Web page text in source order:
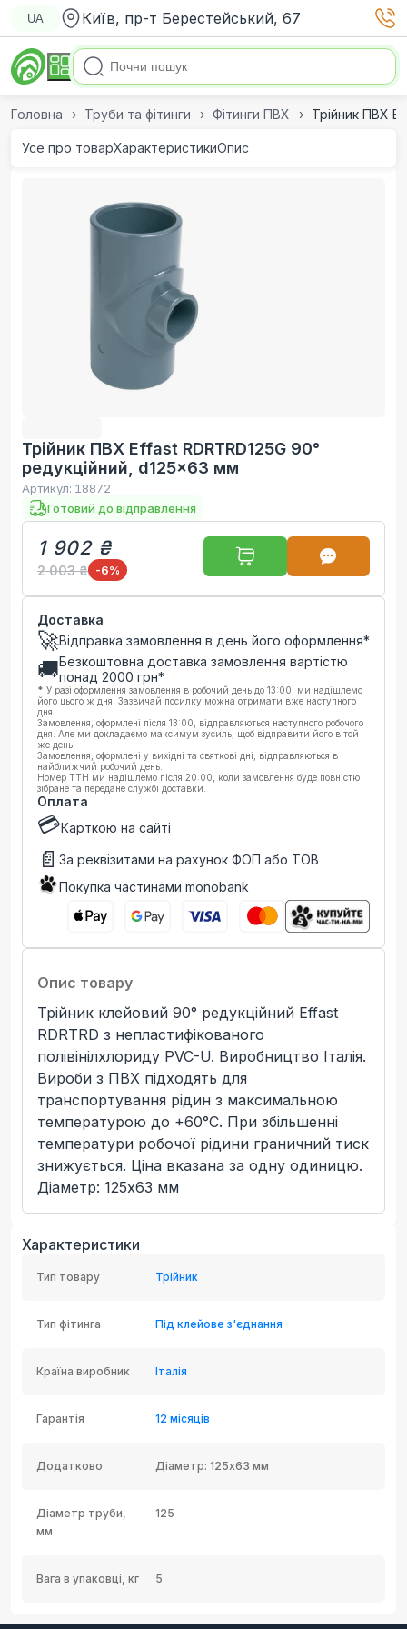
UA Київ, пр-т Берестейський, 67
Головна Труби та фітинги Фітинги ПВХ Трійник ПВХ
Усе про товарХарактеристикиОпис
Трійник ПВХ Effast RDRTRD125G 90°
редукційний, d125x63 мм
Артикул: 18872
Готовий до відправлення
1 902 ₴
2 003 ₴ -6%
Доставка
🚀Відправка замовлення в день його оформлення*
🚚Безкоштовна доставка замовлення вартістю
понад 2000 грн*
* У разі оформлення замовлення в робочий день до 13:00, ми надішлемо
його цього ж дня. Зазвичай посилку можна отримати вже наступного
дня.
Замовлення, оформлені після 13:00, відправляються наступного робочого
дня. Але ми докладаємо максимум зусиль, щоб відправити його в той
же день.
Замовлення, оформлені у вихідні та святкові дні, відправляються в
найближчий робочий день.
Номер ТТН ми надішлемо після 20:00, коли замовлення буде повністю
зібране та передане службі доставки.
Оплата
💳Карткою на сайті
📄 За реквізитами на рахунок ФОП або ТОВ
Покупка частинами monobank
Опис товару
Трійник клейовий 90° редукційний Effast
RDRTRD з непластифікованого
полівінілхлориду PVC-U. Виробництво Італія.
Вироби з ПВХ підходять для
транспортування рідин з максимальною
температурою до +60°C. При збільшенні
температури робочої рідини граничний тиск
знижується. Ціна вказана за одну одиницю.
Діаметр: 125x63 мм
Характеристики
Тип товару Трійник
Тип фітинга Під клейове з'єднання
Країна виробник Італія
Гарантія 12 місяців
Додатково Діаметр: 125x63 мм
Діаметр труби,
мм
125
Вага в упаковці, кг 5